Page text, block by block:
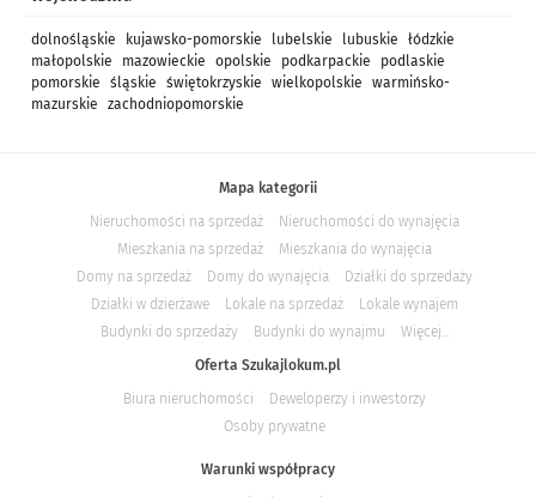
dolnośląskie kujawsko-pomorskie lubelskie lubuskie
łódzkie
małopolskie
mazowieckie opolskie podkarpackie
podlaskie
pomorskie
śląskie świętokrzyskie wielkopolskie
warmińsko-
mazurskie
zachodniopomorskie
Mapa kategorii
Nieruchomości na sprzedaż
Nieruchomości do wynajęcia
Mieszkania na sprzedaż
Mieszkania do wynajęcia
Domy na sprzedaż
Domy do wynajęcia
Działki do sprzedaży
Działki w dzierżawe
Lokale na sprzedaż
Lokale wynajem
Budynki do sprzedaży
Budynki do wynajmu
Więcej...
Oferta Szukajlokum.pl
Biura nieruchomości
Deweloperzy i inwestorzy
Osoby prywatne
Warunki współpracy